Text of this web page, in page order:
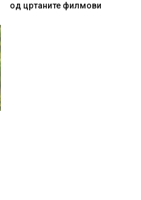
од цртаните филмови